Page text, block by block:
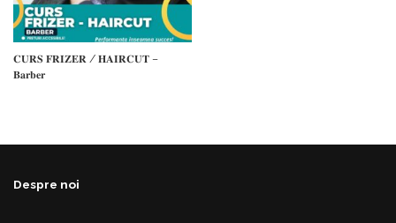
𝐂𝐔𝐑𝐒 𝐅𝐑𝐈𝐙𝐄𝐑 / 𝐇𝐀𝐈𝐑𝐂𝐔𝐓 –
𝐁𝐚𝐫𝐛𝐞𝐫
Despre noi